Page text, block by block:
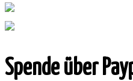
Spende über